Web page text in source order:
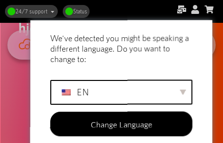
24/7 support Status
Masterclass i migrering af
hjemmesider: Flyt uden besvær
We've detected you might be speaking a
different language. Do you want to
change to:
EN
Change Language